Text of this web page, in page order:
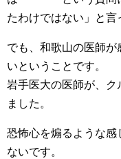
たわけではない」と言
でも、和歌山の医師
いということです。
岩手医大の医師が、ク
ました。
恐怖心を煽るような
ないです。